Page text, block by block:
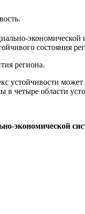
состояния
региона.
устойчивости
в четыре области
экономической